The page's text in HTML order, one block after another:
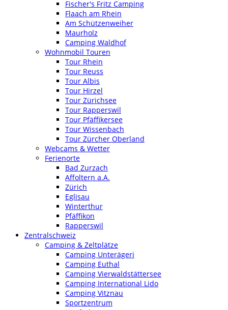
Fischer's Fritz Camping
Flaach am Rhein
Am Schützenweiher
Maurholz
Camping Waldhof
Wohnmobil Touren
Tour Rhein
Tour Reuss
Tour Albis
Tour Hirzel
Tour Zürichsee
Tour Rapperswil
Tour Pfäffikersee
Tour Wissenbach
Tour Zürcher Oberland
Webcams & Wetter
Ferienorte
Bad Zurzach
Affoltern a.A.
Zürich
Eglisau
Winterthur
Pfäffikon
Rapperswil
Zentralschweiz
Camping & Zeltplätze
Camping Unterägeri
Camping Euthal
Camping Vierwaldstättersee
Camping International Lido
Camping Vitznau
Sportzentrum